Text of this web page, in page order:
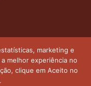
têm cunho
pela Dra.
814
marketing e
melhor experiência no
clique em Aceito no